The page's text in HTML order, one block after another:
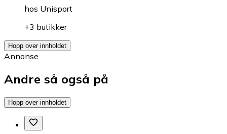
hos Unisport
+3 butikker
Hopp over innholdet
Annonse
Andre så også på
Hopp over innholdet